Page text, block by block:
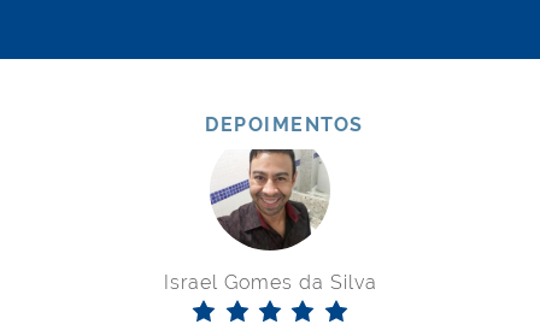
DEPOIMENTOS
Israel Gomes da Silva